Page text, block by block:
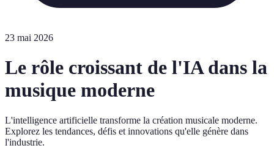
23 mai 2026
Le rôle croissant de l'IA dans la
musique moderne
L'intelligence artificielle transforme la création musicale moderne.
Explorez les tendances, défis et innovations qu'elle génère dans
l'industrie.